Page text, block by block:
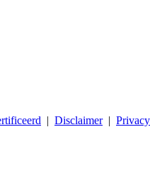
| Disclaimer|